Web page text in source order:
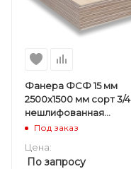
Фанера ФСФ 15 мм
2500х1500 мм сорт 3/4
нешлифованная
березовая
Под заказ
Цена:
По запросу